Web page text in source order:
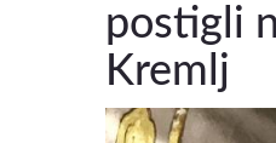
postigli
Kremlj